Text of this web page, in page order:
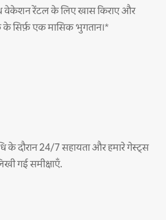
वेकेशन रेंटल के लिए खास किराए और
के सिर्फ़ एक मासिक भुगतान।*
दौरान 24/7 सहायता और हमारे गेस्ट्स
गई समीक्षाएँ.